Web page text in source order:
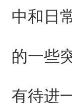
中和日
的一些
有待进